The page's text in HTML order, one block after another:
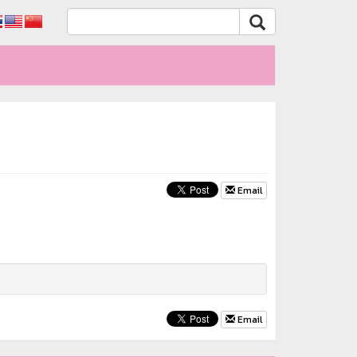
Email
Email